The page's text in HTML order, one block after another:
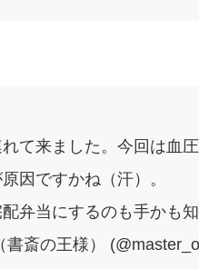
て来ました。今回は血
因ですかね（汗）。
弁当にするのも手かも知
斎の王様）